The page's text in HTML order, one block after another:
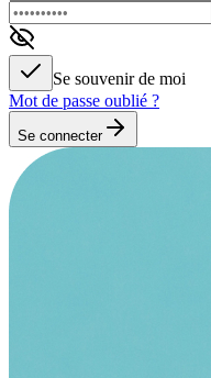
Se souvenir de moi
Mot de passe oublié ?
Se connecter